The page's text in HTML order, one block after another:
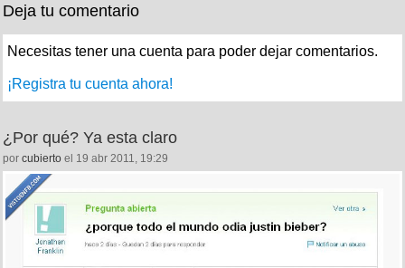
Deja tu comentario
Necesitas tener una cuenta para poder dejar comentarios.
¡Registra tu cuenta ahora!
¿Por qué? Ya esta claro
por cubierto el 19 abr 2011, 19:29